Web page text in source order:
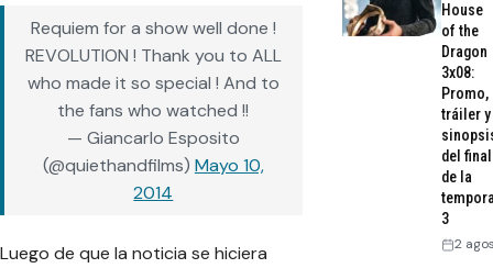
Requiem for a show well done !
REVOLUTION ! Thank you to ALL
who made it so special ! And to
the fans who watched !!
— Giancarlo Esposito
(@quiethandfilms) Mayo 10,
2014
Luego de que la noticia se hiciera
House
of the
Dragon
3x08:
Promo,
tráiler y
del final
de la
3
2